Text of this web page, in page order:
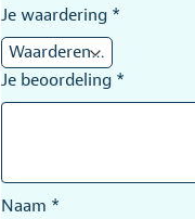
teruggestort. De
verdienen
Het enige echte
bezorgdienst. De
Je waardering *
Je beoordeling *
Naam *